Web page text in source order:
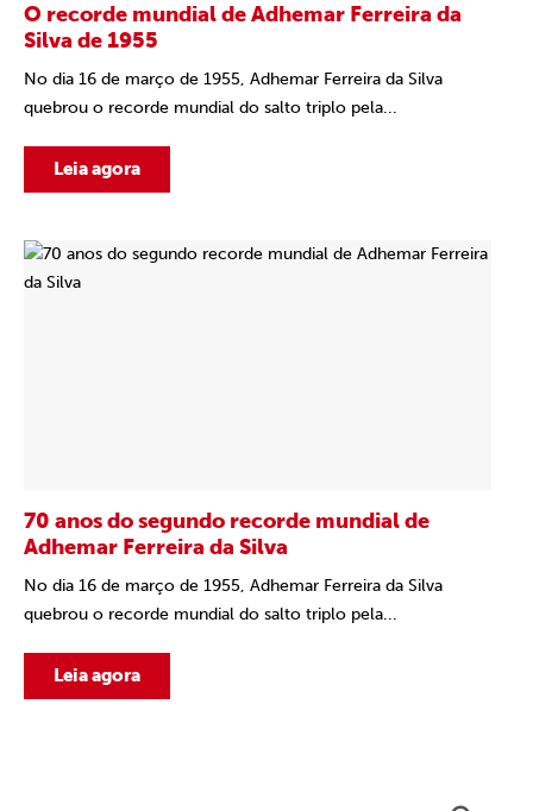
O recorde mundial de Adhemar Ferreira da
Silva de 1955
No dia 16 de março de 1955, Adhemar Ferreira da Silva
quebrou o recorde mundial do salto triplo pela...
Leia agora
70 anos do segundo recorde mundial de
Adhemar Ferreira da Silva
No dia 16 de março de 1955, Adhemar Ferreira da Silva
quebrou o recorde mundial do salto triplo pela...
Leia agora